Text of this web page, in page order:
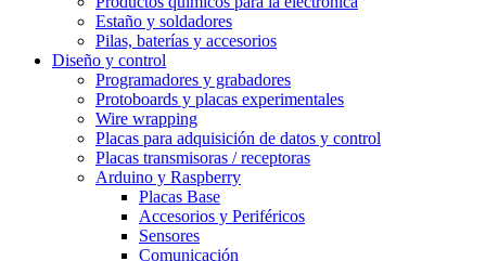
Estaño y soldadores
Pilas, baterías y accesorios
Diseño y control
Programadores y grabadores
Protoboards y placas experimentales
Wire wrapping
Placas para adquisición de datos y control
Placas transmisoras / receptoras
Arduino y Raspberry
Placas Base
Accesorios y Periféricos
Sensores
Comunicación